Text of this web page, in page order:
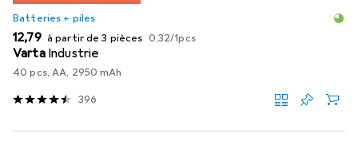
Batteries + piles
EUR
12,79 à partir de 3 pièces EUR
0,32/1pcs
Varta Industrie
40 pcs, AA, 2950 mAh
396